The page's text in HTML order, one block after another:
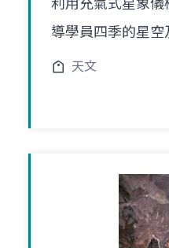
利用充氣式星象儀
導學員四季的星空
天文